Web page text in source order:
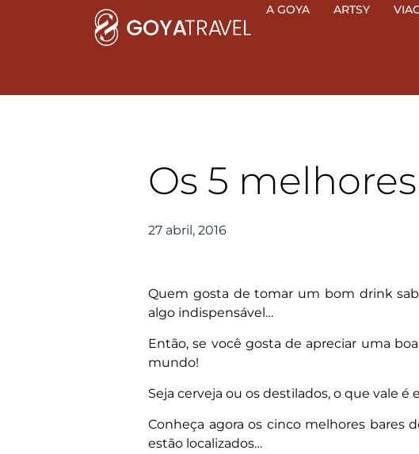
A GOYA ARTSY
Os 5
27 abril, 2016
Quem gosta de tomar um bom drink
algo indispensável…
Então, se você gosta de apreciar uma
mundo!
Seja cerveja ou os destilados, o que vale
Conheça agora os cinco melhores bares
estão localizados…